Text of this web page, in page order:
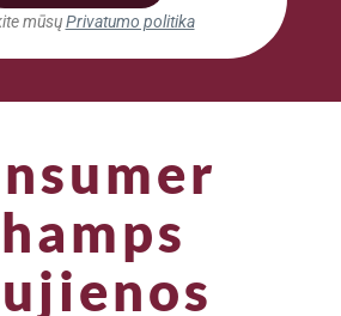
mūsųPrivatumo politika